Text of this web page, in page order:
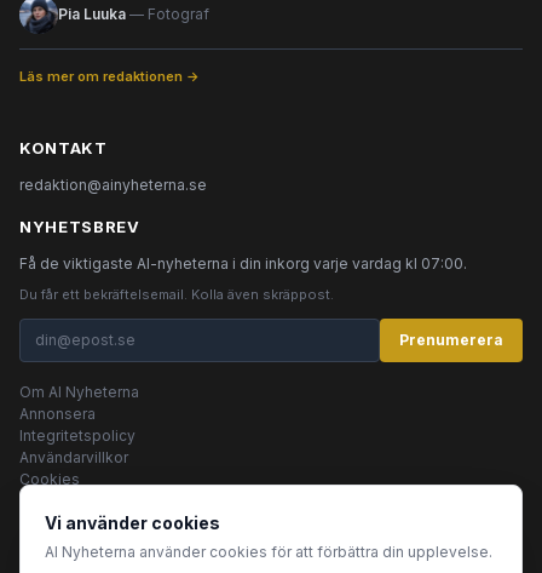
Pia Luuka — Fotograf
Läs mer om redaktionen →
KONTAKT
redaktion@ainyheterna.se
NYHETSBREV
Få de viktigaste AI-nyheterna i din inkorg varje vardag kl 07:00.
Du får ett bekräftelsemail. Kolla även skräppost.
Prenumerera
Om AI Nyheterna
Annonsera
Integritetspolicy
Användarvillkor
Cookies
Vi använder cookies
AI Nyheterna använder cookies för att förbättra din upplevelse.